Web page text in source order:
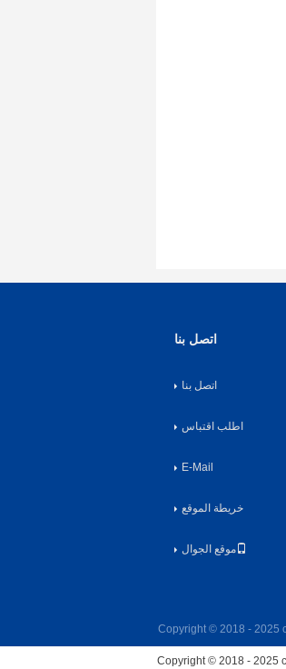
اتصل بنا
اتصل بنا
اطلب اقتباس
E-Mail
خريطة الموقع
موقع الجوال